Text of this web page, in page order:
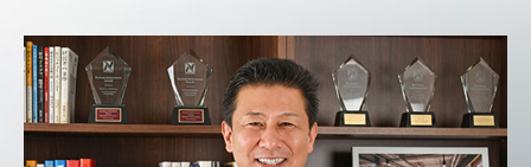
นโยบายคุ้มครองข้อมูลส่วนบุคคล
สมัครงาน